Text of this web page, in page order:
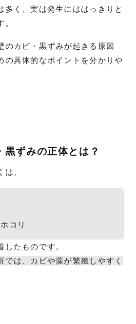
多く、実は発生にははっきりと
のカビ・黒ずみが起きる原因
の具体的なポイントを分かりや
ずみの正体とは？
、
コリ
たものです。
では、カビや藻が繁殖しやすく